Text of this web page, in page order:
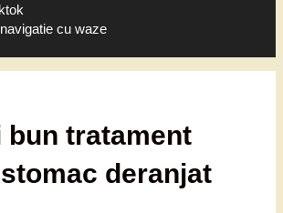
cu waze
bun tratament
deranjat